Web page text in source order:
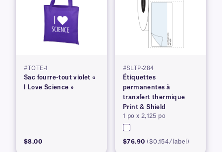
#TOTE-1
Sac fourre-tout violet «
I Love Science »
$8.00
#SLTP-284
Étiquettes
permanentes à
transfert thermique
Print & Shield
1 po x 2,125 po
$76.90 ($0.154/label)